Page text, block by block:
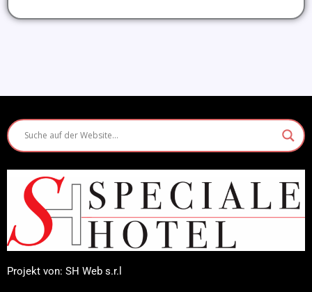
Projekt von: SH Web s.r.l